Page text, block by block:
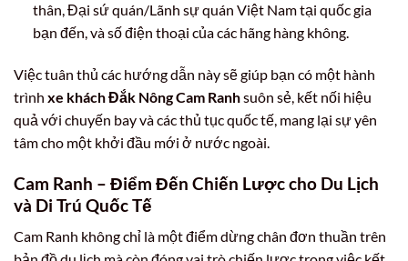
thân, Đại sứ quán/Lãnh sự quán Việt Nam tại quốc gia
bạn đến, và số điện thoại của các hãng hàng không.
Việc tuân thủ các hướng dẫn này sẽ giúp bạn có một hành
trình xe khách Đắk Nông Cam Ranhsuôn sẻ, kết nối hiệu
quả với chuyến bay và các thủ tục quốc tế, mang lại sự yên
tâm cho một khởi đầu mới ở nước ngoài.
Cam Ranh – Điểm Đến Chiến Lược cho Du Lịch
và Di Trú Quốc Tế
Cam Ranh không chỉ là một điểm dừng chân đơn thuần trên